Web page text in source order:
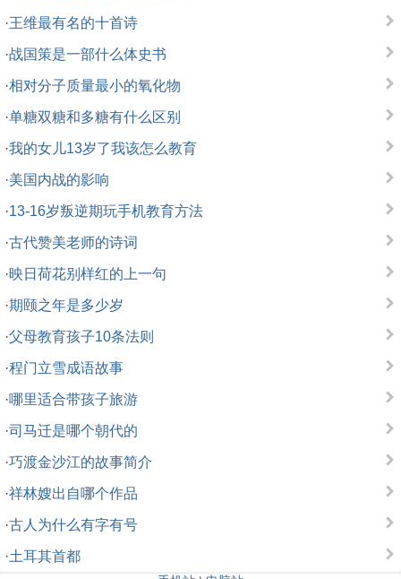
·王维最有名的十首诗
·战国策是一部什么体史书
·相对分子质量最小的氧化物
·单糖双糖和多糖有什么区别
·我的女儿13岁了我该怎么教育
·美国内战的影响
·13-16岁叛逆期玩手机教育方法
·古代赞美老师的诗词
·映日荷花别样红的上一句
·期颐之年是多少岁
·父母教育孩子10条法则
·程门立雪成语故事
·哪里适合带孩子旅游
·司马迁是哪个朝代的
·巧渡金沙江的故事简介
·祥林嫂出自哪个作品
·古人为什么有字有号
·土耳其首都